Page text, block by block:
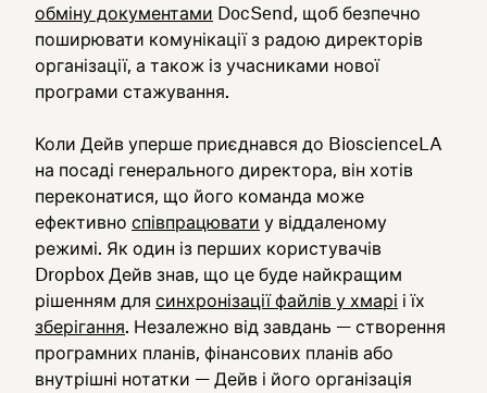
обміну документами DocSend, щоб безпечно
поширювати комунікації з радою директорів
організації, а також із учасниками нової
програми стажування.
Коли Дейв уперше приєднався до BioscienceLA
на посаді генерального директора, він хотів
переконатися, що його команда може
ефективно співпрацювати у віддаленому
режимі. Як один із перших користувачів
Dropbox Дейв знав, що це буде найкращим
рішенням для синхронізації файлів у хмарі і їх
зберігання. Незалежно від завдань — створення
програмних планів, фінансових планів або
внутрішні нотатки — Дейв і його організація